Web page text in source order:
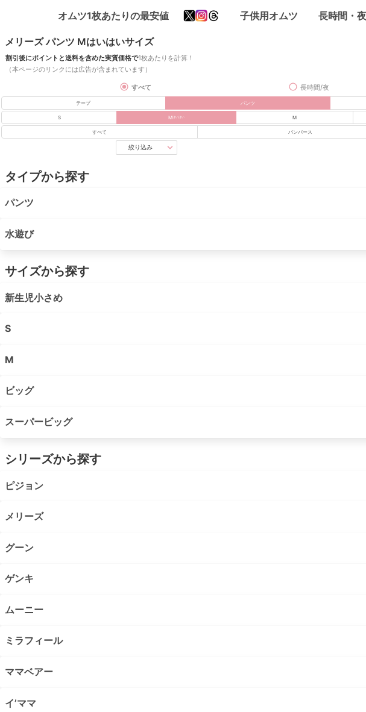
オムツ1枚あたりの最安値 子供用オムツ 長時間・
メリーズ パンツ Mはいはいサイズ
割引後にポイントと送料を含めた実質価格で1枚あたりを計算！
（本ページのリンクには広告が含まれています）
すべて 長時間/夜
テープ パンツ
S M はいはい M
すべて パンパース
絞り込み
タイプから探す
パンツ
水遊び
サイズから探す
新生児小さめ
S
M
ビッグ
スーパービッグ
シリーズから探す
ピジョン
メリーズ
グーン
ゲンキ
ムーニー
ミラフィール
ママベアー
イ’ママ